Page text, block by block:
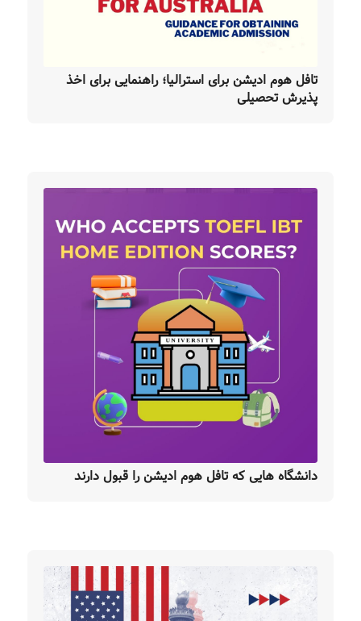
تافل هوم ادیشن برای استرالیا؛ راهنمایی برای اخذ
پذیرش تحصیلی
دانشگاه هایی که تافل هوم ادیشن را قبول دارند